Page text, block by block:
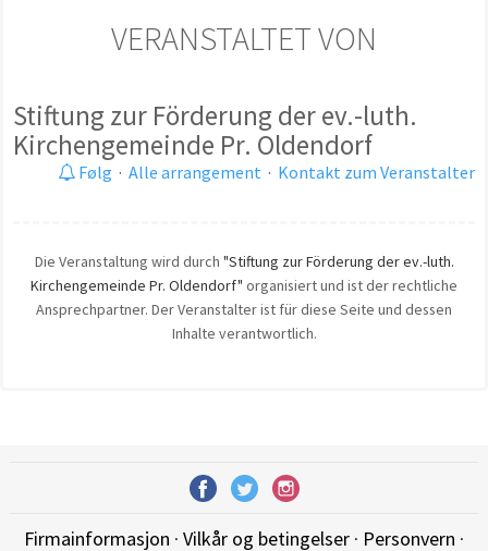
VERANSTALTET VON
Stiftung zur Förderung der ev.-luth.
Kirchengemeinde Pr. Oldendorf
Følg · Alle arrangement · Kontakt zum Veranstalter
Die Veranstaltung wird durch "Stiftung zur Förderung der ev.-luth.
Kirchengemeinde Pr. Oldendorf" organisiert und ist der rechtliche
Ansprechpartner. Der Veranstalter ist für diese Seite und dessen
Inhalte verantwortlich.
Firmainformasjon · Vilkår og betingelser · Personvern ·